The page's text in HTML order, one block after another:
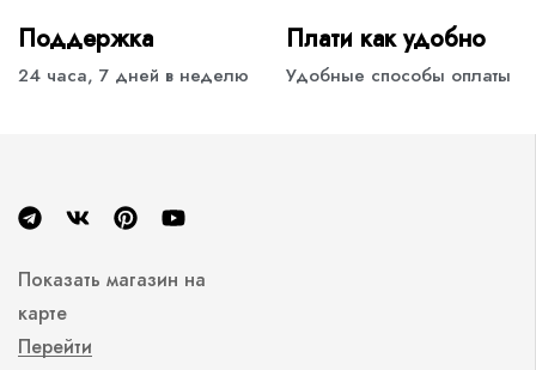
Поддержка
24 часа, 7 дней в неделю
Плати как удобно
Удобные способы оплаты
Показать магазин на
карте
Перейти